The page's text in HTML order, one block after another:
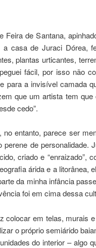
Feira de Santana,
a casa de Juraci Dórea,
plantas urticantes,
fácil, por isso não
para a invisível camada
que um artista tem
cedo”.
entanto, parece ser
de personalidade.
criado e “enraizado”,
árida e a litorânea,
da minha infância
foi em cima dessa
colocar em telas, murais
o próprio semiárido
do interior – algo